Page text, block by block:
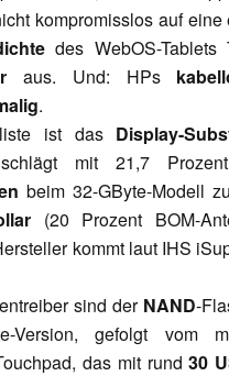
kompromisslos auf
des WebOS-Tablets
aus. Und: HPs
.
ist das Display-
mit 21,7
beim 32-GByte-Modell
(20 Prozent BOM-
kommt laut IHS
sind der NAND-
Version, gefolgt vom
das mit rund30